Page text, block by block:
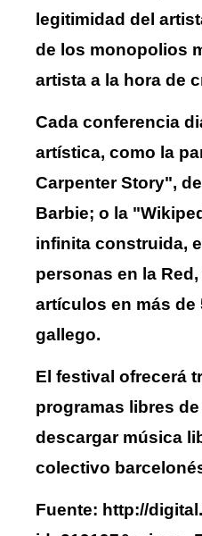
legitimidad del
de los monopolios
artista a la hora de
Cada conferencia
artística, como la
Carpenter Story",
Barbie; o la
infinita construida,
personas en la
artículos en más de
gallego.
El festival ofrecerá
programas libres
descargar música
colectivo
Fuente: http://